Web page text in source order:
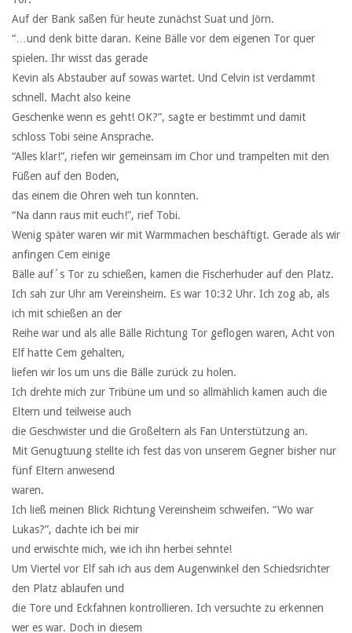
Auf der Bank saßen für heute zunächst Suat und Jörn.
“…und denk bitte daran. Keine Bälle vor dem eigenen Tor quer
spielen. Ihr wisst das gerade
Kevin als Abstauber auf sowas wartet. Und Celvin ist verdammt
schnell. Macht also keine
Geschenke wenn es geht! OK?”, sagte er bestimmt und damit
schloss Tobi seine Ansprache.
“Alles klar!”, riefen wir gemeinsam im Chor und trampelten mit den
Füßen auf den Boden,
das einem die Ohren weh tun konnten.
“Na dann raus mit euch!”, rief Tobi.
Wenig später waren wir mit Warmmachen beschäftigt. Gerade als wir
anfingen Cem einige
Bälle auf´s Tor zu schießen, kamen die Fischerhuder auf den Platz.
Ich sah zur Uhr am Vereinsheim. Es war 10:32 Uhr. Ich zog ab, als
ich mit schießen an der
Reihe war und als alle Bälle Richtung Tor geflogen waren, Acht von
Elf hatte Cem gehalten,
liefen wir los um uns die Bälle zurück zu holen.
Ich drehte mich zur Tribüne um und so allmählich kamen auch die
Eltern und teilweise auch
die Geschwister und die Großeltern als Fan Unterstützung an.
Mit Genugtuung stellte ich fest das von unserem Gegner bisher nur
fünf Eltern anwesend
waren.
Ich ließ meinen Blick Richtung Vereinsheim schweifen. “Wo war
Lukas?”, dachte ich bei mir
und erwischte mich, wie ich ihn herbei sehnte!
Um Viertel vor Elf sah ich aus dem Augenwinkel den Schiedsrichter
den Platz ablaufen und
die Tore und Eckfahnen kontrollieren. Ich versuchte zu erkennen
wer es war. Doch in diesem